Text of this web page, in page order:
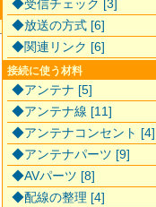
◆受信チェック [3]
◆放送の方式 [6]
◆関連リンク [6]
接続に使う材料
◆アンテナ [5]
◆アンテナ線 [11]
◆アンテナコンセント [4]
◆アンテナパーツ [9]
◆AVパーツ [8]
◆配線の整理 [4]